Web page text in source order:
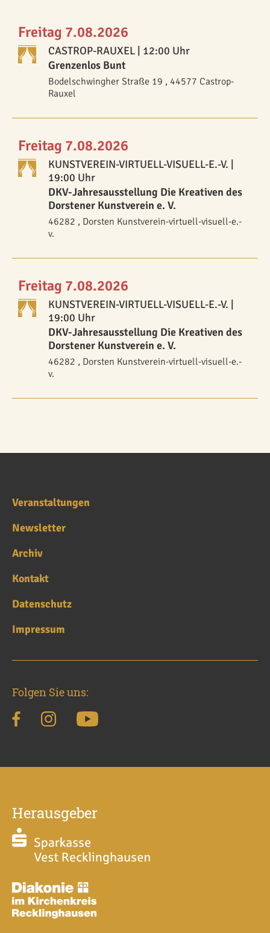
Freitag 7.08.2026
CASTROP-RAUXEL | 12:00 Uhr
Grenzenlos Bunt
Bodelschwingher Straße 19 , 44577 Castrop-
Rauxel
Freitag 7.08.2026
KUNSTVEREIN-VIRTUELL-VISUELL-E.-V.
19:00 Uhr
DKV-Jahresausstellung Die Kreativen des
Dorstener Kunstverein e. V.
46282 , Dorsten Kunstverein-virtuell-visuell-e.-
v.
Freitag 7.08.2026
KUNSTVEREIN-VIRTUELL-VISUELL-E.-V.
19:00 Uhr
DKV-Jahresausstellung Die Kreativen des
Dorstener Kunstverein e. V.
46282 , Dorsten Kunstverein-virtuell-visuell-e.-
v.
Veranstaltungen
Newsletter
Archiv
Kontakt
Datenschutz
Impressum
Folgen Sie uns:
Herausgeber